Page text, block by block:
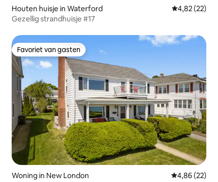
Houten huisje in Waterford Gemiddelde
4,82 (22)
Gezellig strandhuisje #17
Favoriet van gasten
Favoriet van gasten
Woning in New London Gemiddelde
4,86 (22)